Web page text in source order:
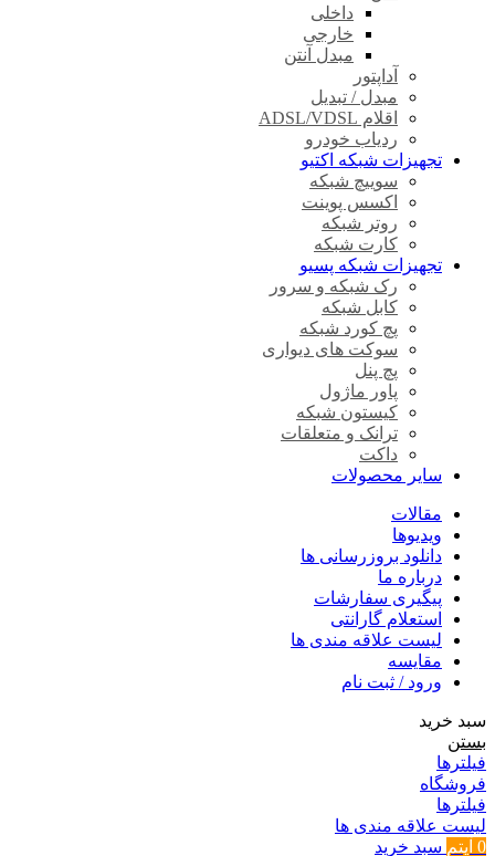
داخلی
خارجی
مبدل آنتن
آداپتور
مبدل / تبدیل
اقلام ADSL/VDSL
ردیاب خودرو
تجهیزات شبکه اکتیو
سوییچ شبکه
اکسس پوینت
روتر شبکه
کارت شبکه
تجهیزات شبکه پسیو
رک شبکه و سرور
کابل شبکه
پچ کورد شبکه
سوکت های دیواری
پچ پنل
پاور ماژول
کیستون شبکه
ترانک و متعلقات
داکت
سایر محصولات
مقالات
ویدیوها
دانلود بروزرسانی ها
درباره ما
پیگیری سفارشات
استعلام گارانتی
لیست علاقه مندی ها
مقایسه
ورود / ثبت نام
سبد خرید
بستن
فیلترها
فروشگاه
فیلترها
لیست علاقه مندی ها
0 آیتم سبد خرید